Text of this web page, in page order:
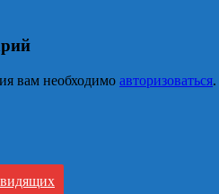
вам необходимо авторизоваться.